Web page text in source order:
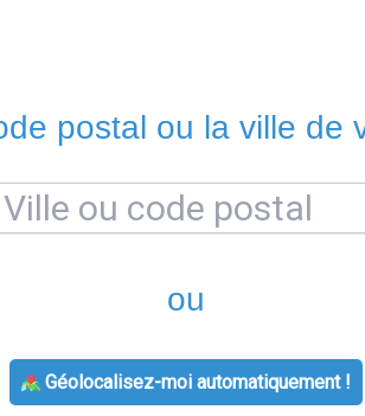
postal ou la ville de
ou
Géolocalisez-moi automatiquement !